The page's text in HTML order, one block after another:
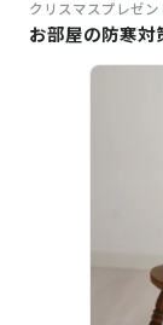
クリスマスプレゼ
お部屋の防寒対